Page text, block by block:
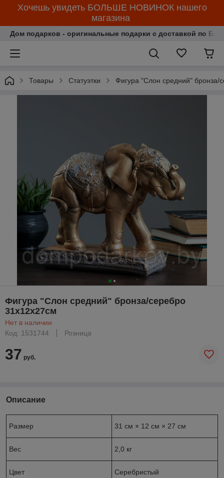
Хочешь увидеть БОЛЬШЕ НОВИНОК нашего
магазина
Дом подарков - оригинальные подарки с доставкой по
Товары Статуэтки Фигура "Слон средний" бронза/
Фигура "Слон средний" бронза/серебро
31х12х27см
Нет в наличии
Код: 1531744
Розница
37 руб.
Описание
Размер 31 см × 12 см × 27 см
Вес 2,0 кг
Цвет Серебристый